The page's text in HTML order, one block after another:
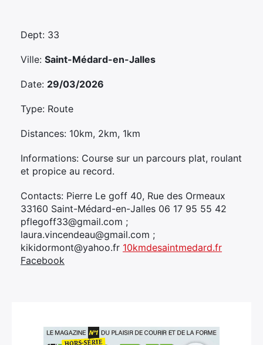
Dept: 33
Ville: Saint-Médard-en-Jalles
Date: 29/03/2026
Type: Route
Distances: 10km, 2km, 1km
Informations: Course sur un parcours plat, roulant
et propice au record.
Contacts: Pierre Le goff 40, Rue des Ormeaux
33160 Saint-Médard-en-Jalles 06 17 95 55 42
pflegoff33@gmail.com ;
laura.vincendeau@gmail.com ;
kikidormont@yahoo.fr 10kmdesaintmedard.fr
Facebook